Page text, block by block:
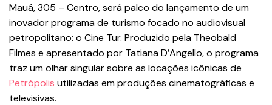
Mauá, 305 – Centro, será palco do lançamento de um
inovador programa de turismo focado no audiovisual
petropolitano: o Cine Tur. Produzido pela Theobald
Filmes e apresentado por Tatiana D’Angello, o programa
traz um olhar singular sobre as locações icônicas de
Petrópolis utilizadas em produções cinematográficas e
televisivas.